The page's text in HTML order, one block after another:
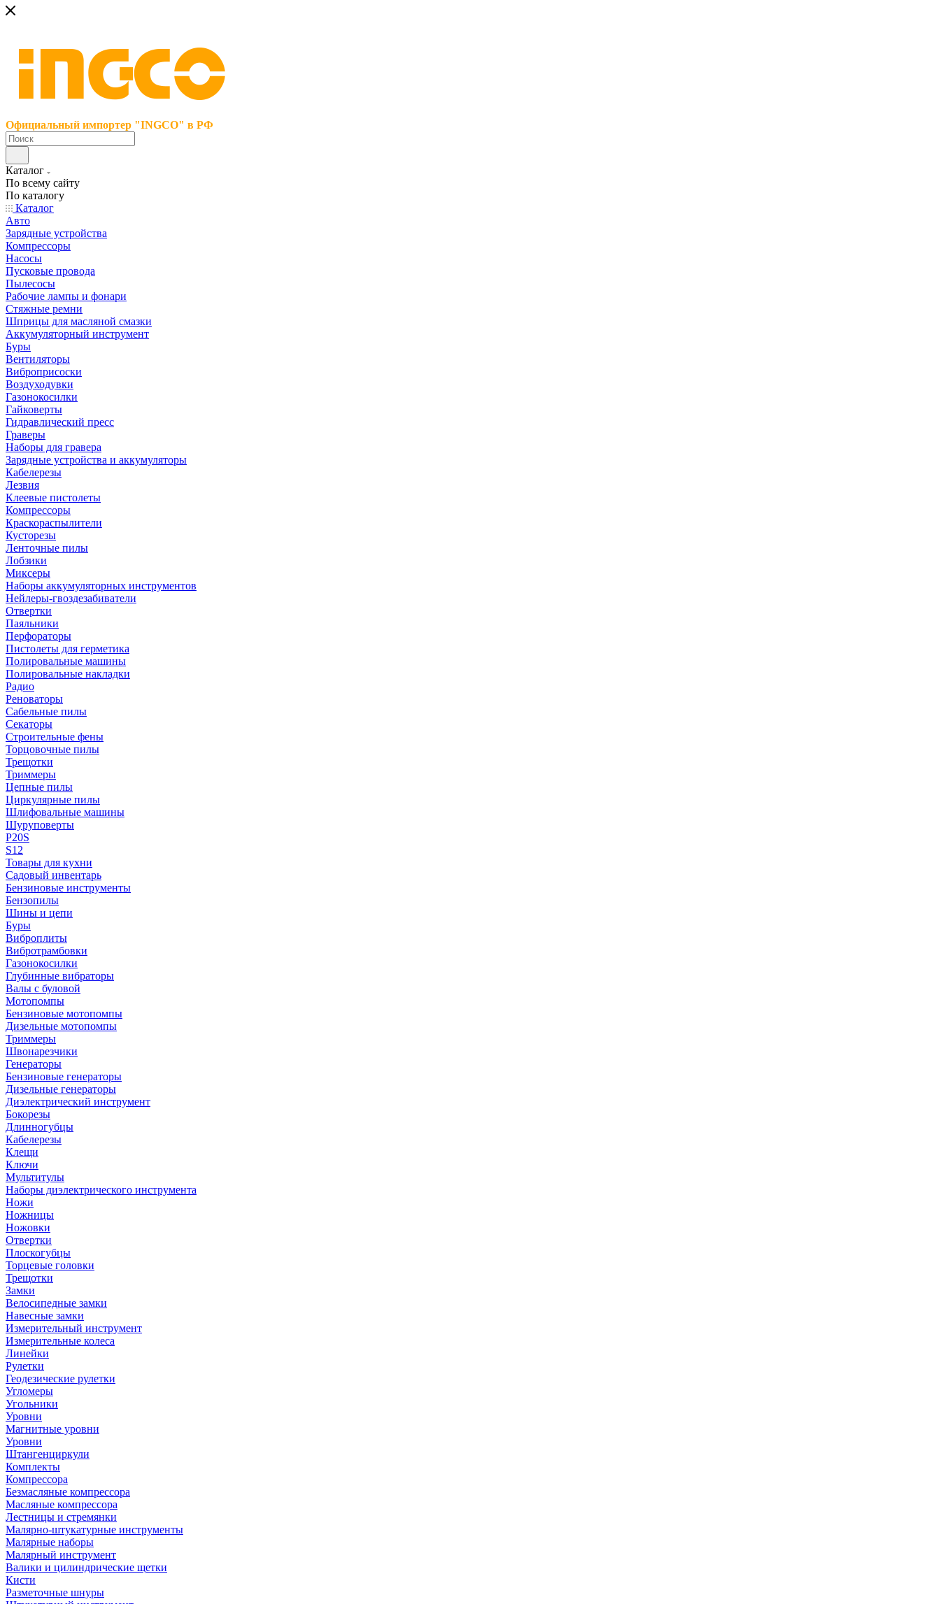
Официальный импортер "INGCO" в РФ
Каталог
По всему сайту
По каталогу
Каталог
Авто
Зарядные устройства
Компрессоры
Насосы
Пусковые провода
Пылесосы
Рабочие лампы и фонари
Стяжные ремни
Шприцы для масляной смазки
Аккумуляторный инструмент
Буры
Вентиляторы
Виброприсоски
Воздуходувки
Газонокосилки
Гайковерты
Гидравлический пресс
Граверы
Наборы для гравера
Зарядные устройства и аккумуляторы
Кабелерезы
Лезвия
Клеевые пистолеты
Компрессоры
Краскораспылители
Кусторезы
Ленточные пилы
Лобзики
Миксеры
Наборы аккумуляторных инструментов
Нейлеры-гвоздезабиватели
Отвертки
Паяльники
Перфораторы
Пистолеты для герметика
Полировальные машины
Полировальные накладки
Радио
Реноваторы
Сабельные пилы
Секаторы
Строительные фены
Торцовочные пилы
Трещотки
Триммеры
Цепные пилы
Циркулярные пилы
Шлифовальные машины
Шуруповерты
P20S
S12
Товары для кухни
Садовый инвентарь
Бензиновые инструменты
Бензопилы
Шины и цепи
Буры
Виброплиты
Вибротрамбовки
Газонокосилки
Глубинные вибраторы
Валы с буловой
Мотопомпы
Бензиновые мотопомпы
Дизельные мотопомпы
Триммеры
Швонарезчики
Генераторы
Бензиновые генераторы
Дизельные генераторы
Диэлектрический инструмент
Бокорезы
Длинногубцы
Кабелерезы
Клещи
Ключи
Мультитулы
Наборы диэлектрического инструмента
Ножи
Ножницы
Ножовки
Отвертки
Плоскогубцы
Торцевые головки
Трещотки
Замки
Велосипедные замки
Навесные замки
Измерительный инструмент
Измерительные колеса
Линейки
Рулетки
Геодезические рулетки
Угломеры
Угольники
Уровни
Магнитные уровни
Уровни
Штангенциркули
Комплекты
Компрессора
Безмасляные компрессора
Масляные компрессора
Лестницы и стремянки
Малярно-штукатурные инструменты
Малярные наборы
Малярный инструмент
Валики и цилиндрические щетки
Кисти
Разметочные шнуры